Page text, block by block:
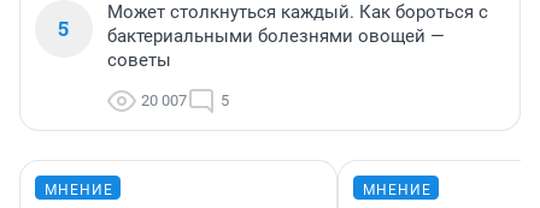
5
Может столкнуться каждый. Как бороться с
бактериальными болезнями овощей —
советы
20 007 5
МНЕНИЕ МНЕНИЕ